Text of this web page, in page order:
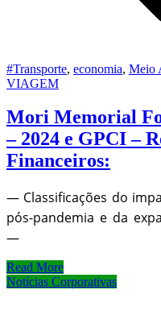
#Transporte, economia, Meio
VIAGEM
Mori Memorial
– 2024 e GPCI –
Financeiros:
— Classificações do
pós-pandemia e da
—
Read More
Notícias Corporativas